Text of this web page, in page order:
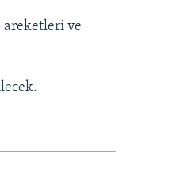
areketleri ve